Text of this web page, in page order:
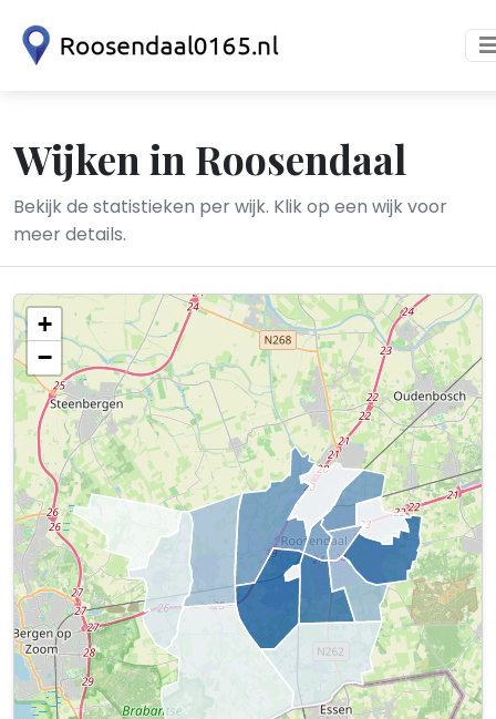
Wijken in Roosendaal
Bekijk de statistieken per wijk. Klik op een wijk voor
meer details.
+
−